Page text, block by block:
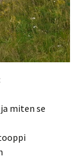
miten se